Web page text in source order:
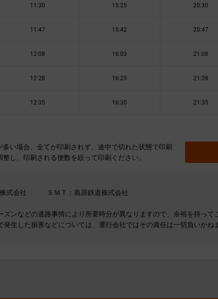
11:30 15:25 20:30
11:47 15:42 20:47
12:08 16:03 21:08
12:28 16:23 21:28
12:35 16:30 21:35
い場合、全てが印刷されず、途中で切れた状態で印刷
し、印刷される便数を絞って印刷ください。
株式会社 ＳＭＴ：島原鉄道株式会社
ンなどの道路事情により所要時分が異なりますので、余裕を持って
生した損害などについては、運行会社ではその責任は一切負いかね